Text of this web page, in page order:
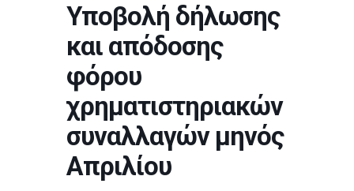
Υποβολή δήλωσης
και απόδοσης
φόρου
χρηματιστηριακών
συναλλαγών μηνός
Απριλίου